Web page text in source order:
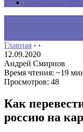
Главная › ›
12.09.2020
Андрей Смирнов
Время чтения: ~19
Просмотров: 48
Как
россию на